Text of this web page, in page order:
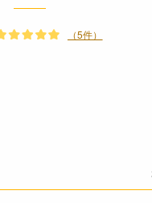
まらなくなることがありま
りますが、品質には何ら
商品は、ご購入可能な状
550～600ccを用意しま
（5件）